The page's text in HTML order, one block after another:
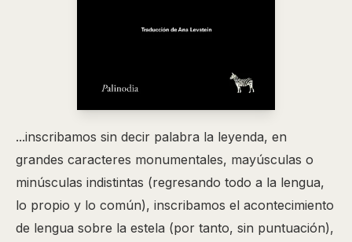
...inscribamos sin decir palabra la leyenda, en
grandes caracteres monumentales, mayúsculas o
minúsculas indistintas (regresando todo a la lengua,
lo propio y lo común), inscribamos el acontecimiento
de lengua sobre la estela (por tanto, sin puntuación),